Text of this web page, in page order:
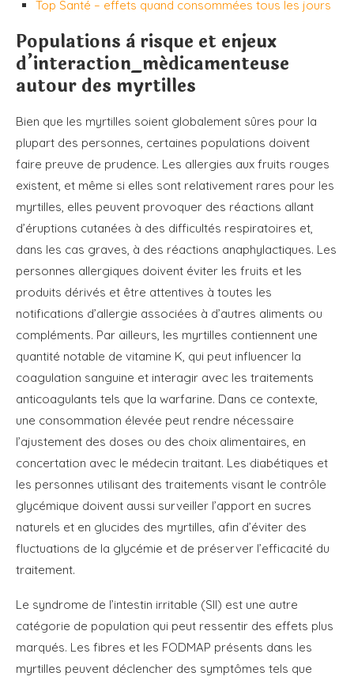
Top Santé – effets quand consommées tous les jours
Populations à risque et enjeux
d’interaction_médicamenteuse
autour des myrtilles
Bien que les myrtilles soient globalement sûres pour la
plupart des personnes, certaines populations doivent
faire preuve de prudence. Les allergies aux fruits rouges
existent, et même si elles sont relativement rares pour les
myrtilles, elles peuvent provoquer des réactions allant
d’éruptions cutanées à des difficultés respiratoires et,
dans les cas graves, à des réactions anaphylactiques. Les
personnes allergiques doivent éviter les fruits et les
produits dérivés et être attentives à toutes les
notifications d’allergie associées à d’autres aliments ou
compléments. Par ailleurs, les myrtilles contiennent une
quantité notable de vitamine K, qui peut influencer la
coagulation sanguine et interagir avec les traitements
anticoagulants tels que la warfarine. Dans ce contexte,
une consommation élevée peut rendre nécessaire
l’ajustement des doses ou des choix alimentaires, en
concertation avec le médecin traitant. Les diabétiques et
les personnes utilisant des traitements visant le contrôle
glycémique doivent aussi surveiller l’apport en sucres
naturels et en glucides des myrtilles, afin d’éviter des
fluctuations de la glycémie et de préserver l’efficacité du
traitement.
Le syndrome de l’intestin irritable (SII) est une autre
catégorie de population qui peut ressentir des effets plus
marqués. Les fibres et les FODMAP présents dans les
myrtilles peuvent déclencher des symptômes tels que